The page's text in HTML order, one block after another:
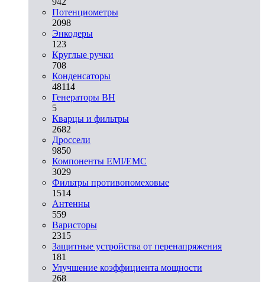
Потенциометры
2098
Энкодеры
123
Круглые ручки
708
Конденсаторы
48114
Генераторы ВН
5
Кварцы и фильтры
2682
Дроссели
9850
Компоненты EMI/EMC
3029
Фильтры противопомеховые
1514
Антенны
559
Варисторы
2315
Защитные устройства от перенапряжения
181
Улучшение коэффициента мощности
268